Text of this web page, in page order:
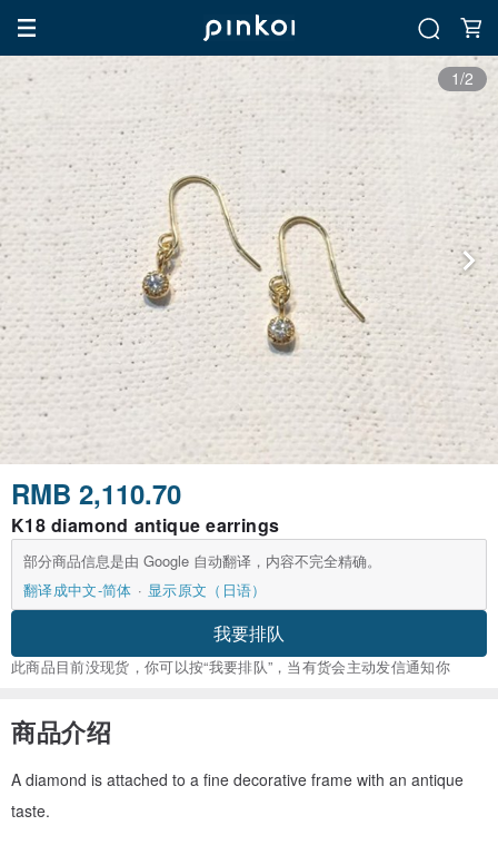
1/2
RMB 2,110.70
K18 diamond antique earrings
部分商品信息是由 Google 自动翻译，内容不完全精确。
翻译成中文-简体
显示原文（日语）
我要排队
此商品目前没现货，你可以按“我要排队”，当有货会主动发信通知你
商品介绍
A diamond is attached to a fine decorative frame with an antique
taste.